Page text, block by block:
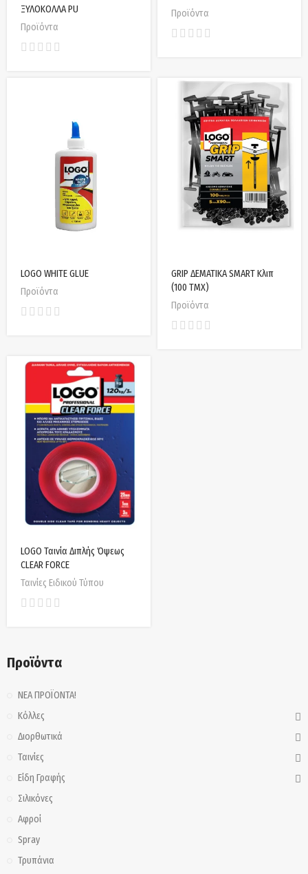
ΞΥΛΟΚΟΛΛΑ PU
Προϊόντα
Προϊόντα
LOGO WHITE GLUE
Προϊόντα
GRIP ΔΕΜΑΤΙΚΑ SMART Κλιπ
(100 ΤΜΧ)
Προϊόντα
LOGO Ταινία Διπλής Όψεως
CLEAR FORCE
Ταινίες Ειδικού Τύπου
Προϊόντα
ΝΕΑ ΠΡΟΪΟΝΤΑ!
Κόλλες
Διορθωτικά
Ταινίες
Είδη Γραφής
Σιλικόνες
Αφροί
Spray
Τρυπάνια